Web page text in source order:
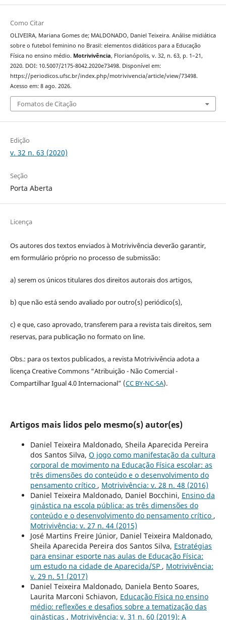
Como Citar
OLIVEIRA, Mariana Gomes de; MALDONADO, Daniel Teixeira. Análise midiática
sobre o futebol feminino no Brasil: elementos didáticos para a Educação
Física no ensino médio. Motrivivência, Florianópolis, v. 32, n. 63, p. 1–21,
2020. DOI: 10.5007/2175-8042.2020e73498. Disponível em:
https://periodicos.ufsc.br/index.php/motrivivencia/article/view/73498.
Acesso em: 8 ago. 2026.
Fomatos de Citação
Edição
v. 32 n. 63 (2020)
Seção
Porta Aberta
Licença
Os autores dos textos enviados à Motrivivência deverão garantir,
em formulário próprio no processo de submissão:
a) serem os únicos titulares dos direitos autorais dos artigos,
b) que não está sendo avaliado por outro(s) periódico(s),
c) e que, caso aprovado, transferem para a revista tais direitos, sem
reservas, para publicação no formato on line.
Obs.: para os textos publicados, a revista Motrivivência adota a
licença Creative Commons “Atribuição - Não Comercial -
Compartilhar Igual 4.0 Internacional” (CC BY-NC-SA).
Artigos mais lidos pelo mesmo(s) autor(es)
Daniel Teixeira Maldonado, Sheila Aparecida Pereira
dos Santos Silva, O jogo como manifestação da cultura
corporal de movimento na Educação Física escolar: as
três dimensões do conteúdo e o desenvolvimento do
pensamento crítico , Motrivivência: v. 28 n. 48 (2016)
Daniel Teixeira Maldonado, Daniel Bocchini, Ensino da
ginástica na escola pública: as três dimensões do
conteúdo e o desenvolvimento do pensamento crítico ,
Motrivivência: v. 27 n. 44 (2015)
José Martins Freire Júnior, Daniel Teixeira Maldonado,
Sheila Aparecida Pereira dos Santos Silva, Estratégias
para ensinar esporte nas aulas de Educação Física:
um estudo na cidade de Aparecida/SP , Motrivivência:
v. 29 n. 51 (2017)
Daniel Teixeira Maldonado, Daniela Bento Soares,
Laurita Marconi Schiavon, Educação Física no ensino
médio: reflexões e desafios sobre a tematização das
ginásticas , Motrivivência: v. 31 n. 60 (2019): A